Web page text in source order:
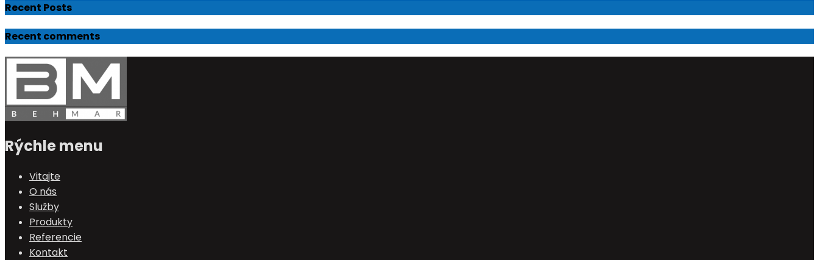
Recent Posts
Recent comments
Rýchle menu
Vitajte
O nás
Služby
Produkty
Referencie
Kontakt